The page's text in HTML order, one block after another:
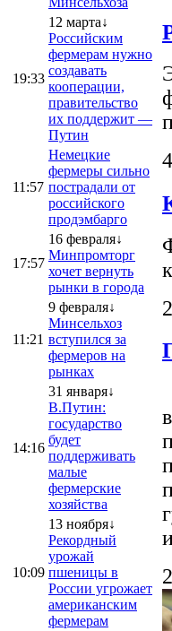
19:33
12 марта↓
Российским
фермерам нужно
создавать
кооперации,
правительство
их поддержит —
Путин
11:57
Немецкие
фермеры сильно
пострадали от
российского
продэмбарго
17:57
16 февраля↓
Минпромторг
хочет вернуть
рынки в города
11:21
9 февраля↓
Минсельхоз
вступился за
фермеров на
рынках
14:16
31 января↓
В.Путин:
государство
будет
поддерживать
малые
фермерские
хозяйства
10:09
13 ноября↓
Рекордный
урожай
пшеницы в
России угрожает
американским
фермерам